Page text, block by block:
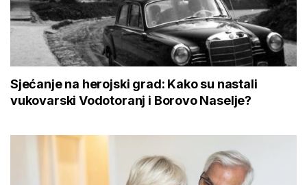
Sjećanje na herojski grad: Kako su nastali
vukovarski Vodotoranj i Borovo Naselje?